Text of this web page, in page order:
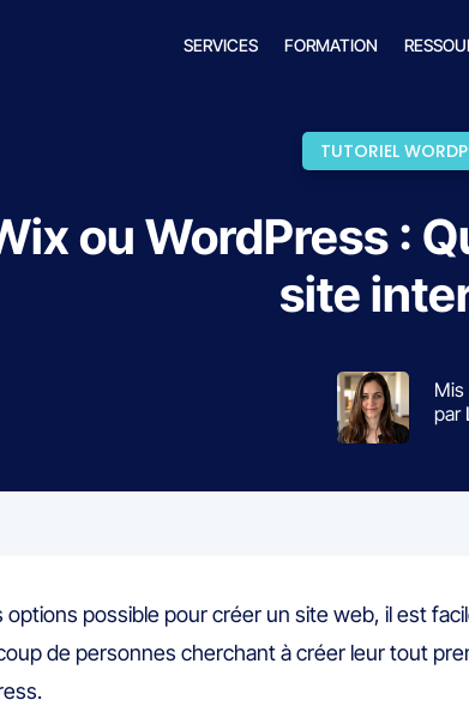
SERVICES FORMATION
TUTORIEL
ou WordPress :
site
par
possible pour créer un site web, il est
de personnes cherchant à créer leur tout